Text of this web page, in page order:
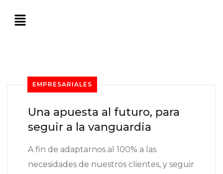
EMPRESARIALES
Una apuesta al futuro, para
seguir a la vanguardia
A fin de adaptarnos al 100% a las
necesidades de nuestros clientes, y seguir